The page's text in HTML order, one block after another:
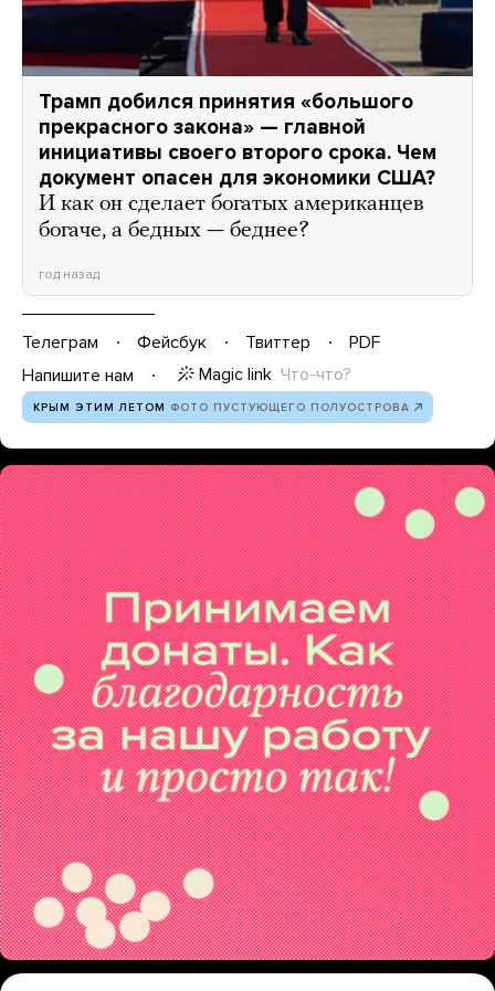
Трамп добился принятия «большого
прекрасного закона» — главной
инициативы своего второго срока. Чем
документ опасен для экономики США?
И как он сделает богатых американцев
богаче, а бедных — беднее?
год назад
Телеграм Фейсбук Твиттер
PDF
Напишите нам
Magic link Что-что?
КРЫМ ЭТИМ ЛЕТОМ ФОТО ПУСТУЮЩЕГО ПОЛУОСТРОВА